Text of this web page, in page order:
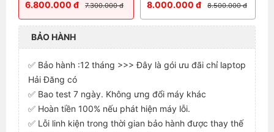
6.800.000 đ
7.300.000 đ
8.000.000 đ
8.500.000 đ
BẢO HÀNH
✅ Bảo hành :12 tháng >>> Đây là gói ưu đãi chỉ laptop
Hải Đăng có
✅ Bao test 7 ngày. Không ưng đổi máy khác
✅ Hoàn tiền 100% nếu phát hiện máy lỗi.
✅ Lỗi linh kiện trong thời gian bảo hành được thay thế